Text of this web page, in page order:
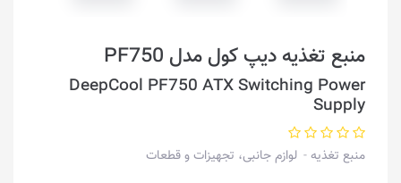
منبع تغذیه دیپ کول مدل PF750
DeepCool PF750 ATX Switching Power
Supply
منبع تغذیه لوازم جانبی، تجهیزات و قطعات